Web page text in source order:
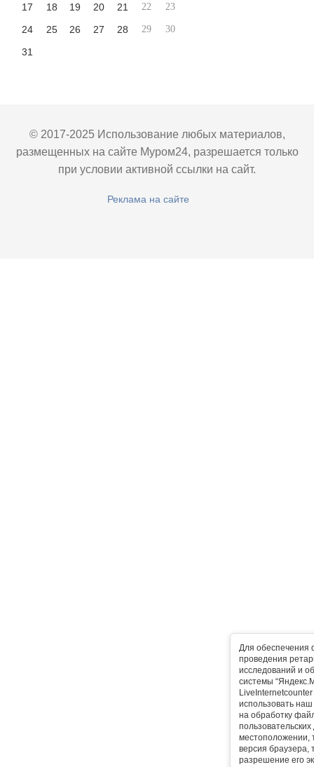
Для обеспечения
проведения
исследований и
системы
использовать
на обработку
местоположении,
версия браузера,
разрешение его
17 18 19 20 21 22 23
24 25 26 27 28 29 30
31
© 2017-2025 Использование любых материалов,
размещенных на сайте Муром24, разрешается только
при условии активной ссылки на сайт.
Реклама на сайте